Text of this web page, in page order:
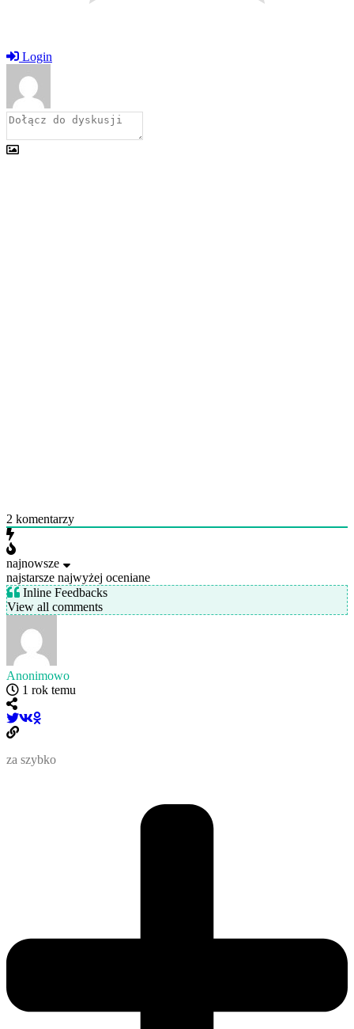
Login
2 komentarzy
najnowsze
najstarsze najwyżej oceniane
Inline Feedbacks
View all comments
Anonimowo
1 rok temu
za szybko